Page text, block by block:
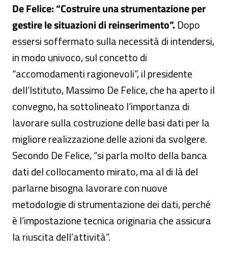
De Felice: “Costruire una strumentazione per
gestire le situazioni di reinserimento”. Dopo
essersi soffermato sulla necessità di intendersi,
in modo univoco, sul concetto di
“accomodamenti ragionevoli”, il presidente
dell’Istituto, Massimo De Felice, che ha aperto il
convegno, ha sottolineato l’importanza di
lavorare sulla costruzione delle basi dati per la
migliore realizzazione delle azioni da svolgere.
Secondo De Felice, “si parla molto della banca
dati del collocamento mirato, ma al di là del
parlarne bisogna lavorare con nuove
metodologie di strumentazione dei dati, perché
è l’impostazione tecnica originaria che assicura
la riuscita dell’attività”.